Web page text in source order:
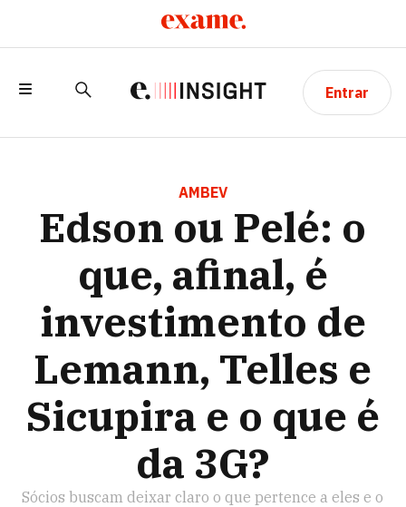
Entrar
INVESTIMENTO DE LEMANN, TELLES E
SICUPIRA E O QUE É DA 3G?
AMBEV
Edson ou Pelé: o
que, afinal, é
investimento de
Lemann, Telles e
Sicupira e o que é
da 3G?
Sócios buscam deixar claro o que pertence a eles e o